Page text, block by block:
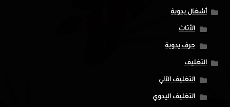
أشغال يدوية
الأثاث
حرف يدوية
التغليف
التغليف الآلي
التغليف اليدوي